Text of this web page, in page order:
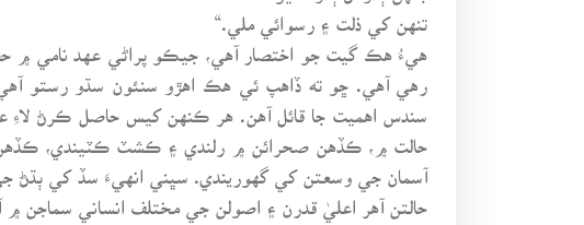
تنهن کي ذلت ۽ رسوائي ملي.“
هيءُ هڪ گيت جو اختصار آهي، جيڪو پراڻي عهد نامي ۾
رهي آهي. ڇو ته ڏاهپ ئي هڪ اهڙو سنئون سڌو رستو آهي،
سندس اهميت جا قائل آهن. هر ڪنهن کيس حاصل ڪرڻ لاءِ
حالت ۾، ڪڏهن صحرائن ۾ رلندي ۽ ڪشٽ ڪٽيندي،
آسمان جي وسعتن کي گهوريندي. سڀني انهيءَ سڏ کي ٻڌڻ
حالتن آهر اعليٰ قدرن ۽ اصولن جي مختلف انساني سماجن